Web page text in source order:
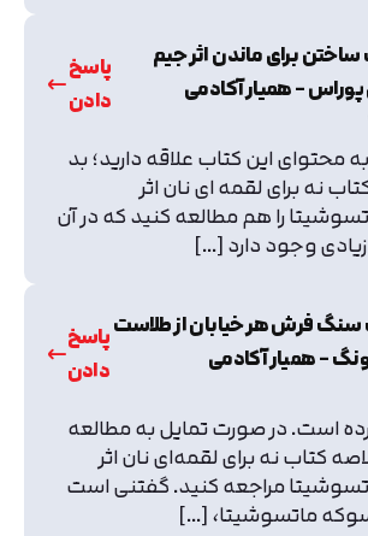
برای ماندن اثر جیم
پوراس – همیار آکادمی
پاسخ
دادن
محتوای این کتاب علاقه دارید؛ بد
نه برای لقمه ای نان اثر
را هم مطالعه کنید که در آن
وجود دارد […]
سنگ فرش هر خیابان از طلاست
– همیار آکادمی
پاسخ
دادن
است. در صورت تمایل به مطالعه
کتاب نه برای لقمه‌ای نان اثر
مراجعه کنید. گفتنی است
ماتسوشیتا، […]